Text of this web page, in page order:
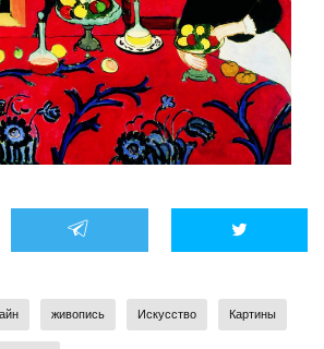
живопись Искусство Картины